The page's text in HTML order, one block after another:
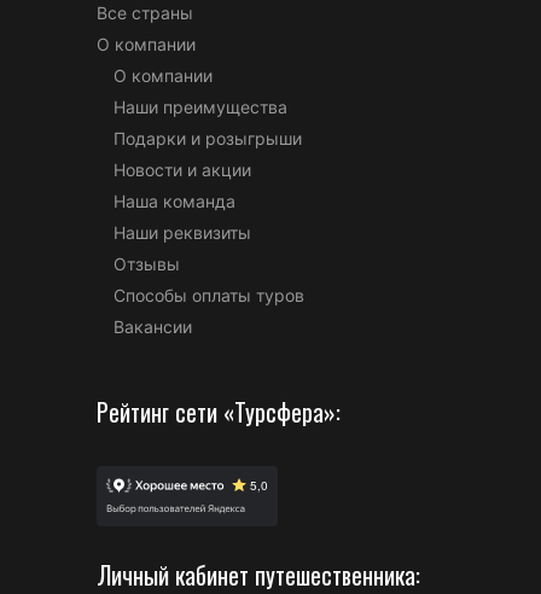
Все страны
О компании
О компании
Наши преимущества
Подарки и розыгрыши
Новости и акции
Наша команда
Наши реквизиты
Отзывы
Способы оплаты туров
Вакансии
Рейтинг сети «Турсфера»:
Личный кабинет путешественника: